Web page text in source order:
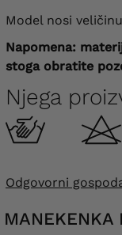
Model nosi
Napomena:
stoga obratite
Njega
Odgovorni
MANEKENKA